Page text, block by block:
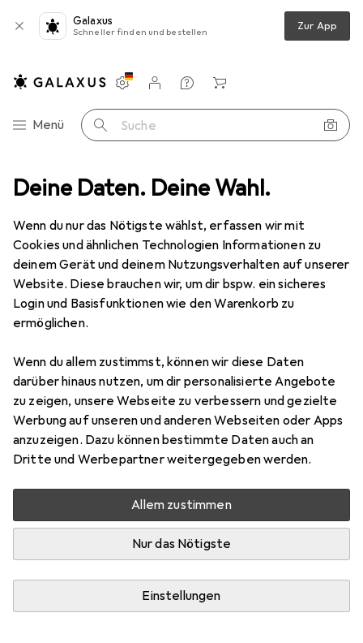
Deine Daten. Deine Wahl.
Wenn du nur das Nötigste wählst, erfassen wir mit
Cookies und ähnlichen Technologien Informationen zu
deinem Gerät und deinem Nutzungsverhalten auf unserer
Website. Diese brauchen wir, um dir bspw. ein sicheres
Login und Basisfunktionen wie den Warenkorb zu
ermöglichen.
Wenn du allem zustimmst, können wir diese Daten
darüber hinaus nutzen, um dir personalisierte Angebote
zu zeigen, unsere Webseite zu verbessern und gezielte
Werbung auf unseren und anderen Webseiten oder Apps
anzuzeigen. Dazu können bestimmte Daten auch an
Dritte und Werbepartner weitergegeben werden.
Allem zustimmen
Nur das Nötigste
Einstellungen
Galaxus
Schneller finden und bestellen Zur App
Navigation nach Kategorien
Menü Suche
Einstellungen
Kundenkonto
Vergleichslisten
Merklisten
Warenkorb
Tablet Schutzfolie Dipos Blickschutzfolie 4-Way Privacy
4 Bilder
DiposBlickschutzfolie 4-Way Privacy
Apple iPad 2021 (9. Gen)
Preis in EUR inkl. MwSt.
EUR
43,68
14
Bewertungen Marke
Mehr von Dipos
Mo, 10.8. geliefert
Mehr als 10 Stück an Lager beim Drittanbieter
Lieferort angeben für genaue Lieferzeit
EcultorDE